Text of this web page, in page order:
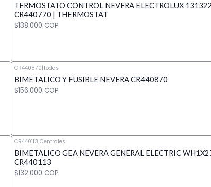
TERMOSTATO CONTROL NEVERA ELECTROLUX
CR440770 | THERMOSTAT
$138.000 COP
Cantidad
CR440870|Todas
BIMETALICO Y FUSIBLE NEVERA CR440870
$156.000 COP
Cantidad
CR440113|Centrales
BIMETALICO GEA NEVERA GENERAL ELECTRIC
CR440113
$132.000 COP